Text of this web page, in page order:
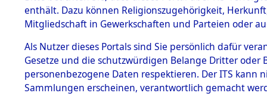
1.
mente
5. Verschiedenes
5.3
Todesmärsche
enthält. Dazu können Religionszugehörigkeit,
Mitgliedschaft in Gewerkschaften und Parteien oder
Als Nutzer dieses Portals sind Sie persönlich dafür
Gesetze und die schutzwürdigen Belange Dritter
personenbezogene Daten respektieren. Der ITS
Sammlungen erscheinen, verantwortlich gemacht